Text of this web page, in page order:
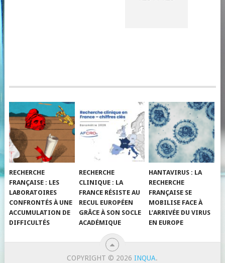
RECHERCHE
FRANÇAISE : LES
LABORATOIRES
CONFRONTÉS À UNE
ACCUMULATION DE
DIFFICULTÉS
RECHERCHE
CLINIQUE : LA
FRANCE RÉSISTE AU
RECUL EUROPÉEN
GRÂCE À SON SOCLE
ACADÉMIQUE
HANTAVIRUS : LA
RECHERCHE
FRANÇAISE SE
MOBILISE FACE À
L’ARRIVÉE DU VIRUS
EN EUROPE
COPYRIGHT © 2026INQUA.